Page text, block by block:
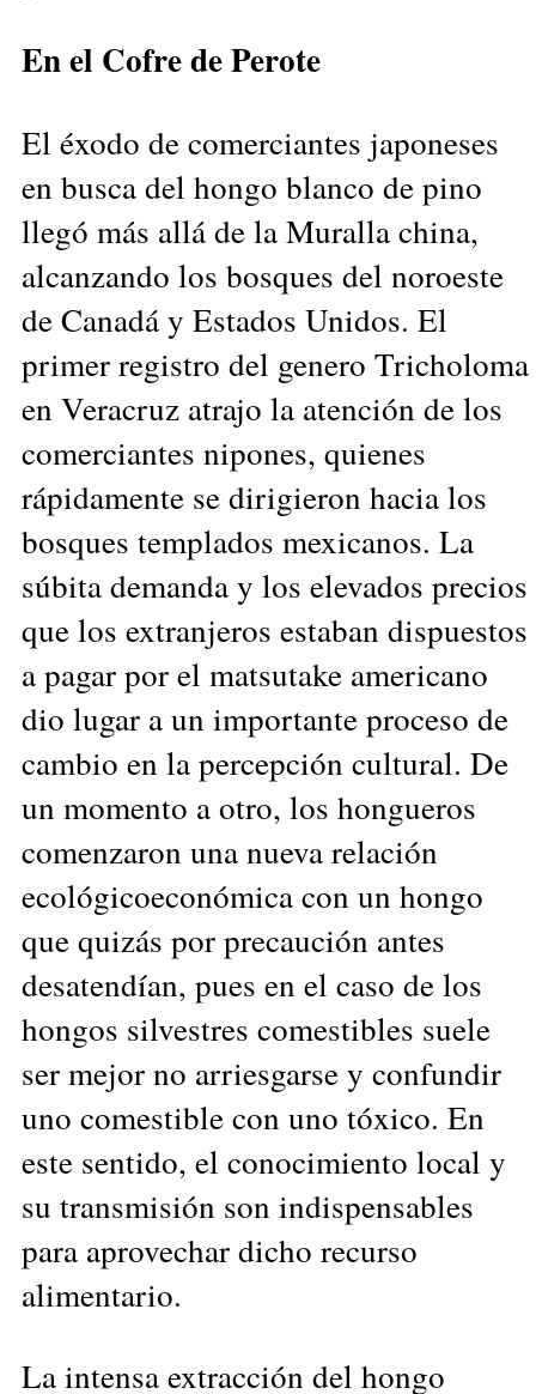
En el Cofre de Perote
El éxodo de comerciantes japoneses
en busca del hongo blanco de pino
llegó más allá de la Muralla china,
alcanzando los bosques del noroeste
de Canadá y Estados Unidos. El
primer registro del genero Tricholoma
en Veracruz atrajo la atención de los
comerciantes nipones, quienes
rápidamente se dirigieron hacia los
bosques templados mexicanos. La
súbita demanda y los elevados precios
que los extranjeros estaban dispuestos
a pagar por el matsutake americano
dio lugar a un importante proceso de
cambio en la percepción cultural. De
un momento a otro, los hongueros
comenzaron una nueva relación
ecológicoeconómica con un hongo
que quizás por precaución antes
desatendían, pues en el caso de los
hongos silvestres comestibles suele
ser mejor no arriesgarse y confundir
uno comestible con uno tóxico. En
este sentido, el conocimiento local y
su transmisión son indispensables
para aprovechar dicho recurso
alimentario.
La intensa extracción del hongo